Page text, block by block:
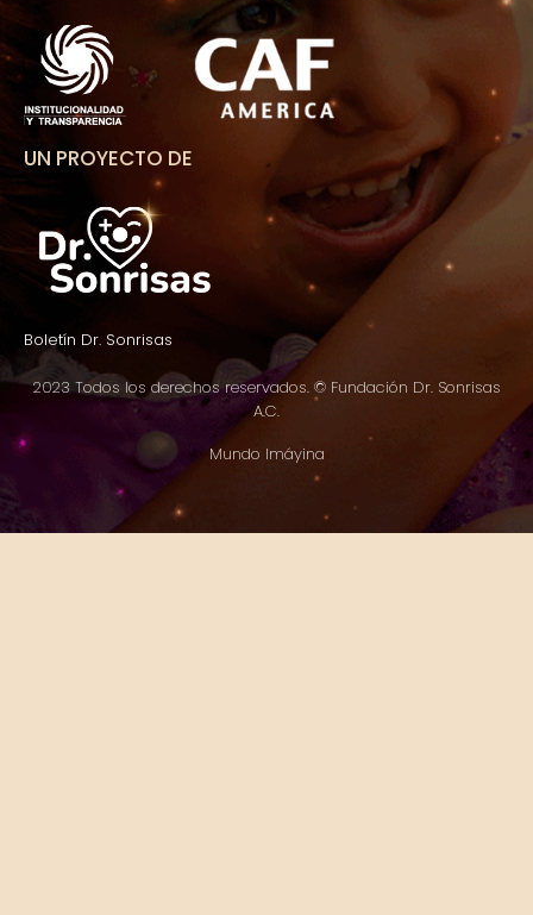
UN PROYECTO DE
Boletín Dr. Sonrisas
2023 Todos los derechos reservados. © Fundación Dr. Sonrisas
A.C.
Mundo Imáyina